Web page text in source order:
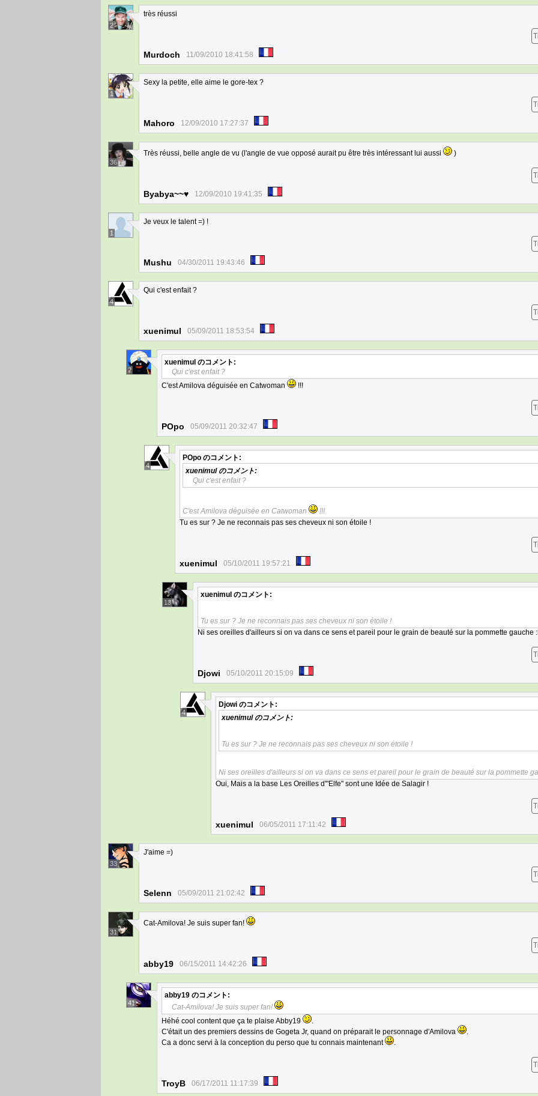
2
très réussi
Murdoch 11/09/2010 18:41:58
1
Sexy la petite, elle aime le gore-tex ?
Mahoro 12/09/2010 17:27:37
36
Très réussi, belle angle de vu (l'angle de vue opposé aurait pu être très intéressant lui aussi )
Byabya~~♥ 12/09/2010 19:41:35
1
Je veux le talent =) !
Mushu 04/30/2011 19:43:46
4
Qui c'est enfait ?
xuenimul 05/09/2011 18:53:54
2
xuenimul のコメント:
Qui c'est enfait ?
C'est Amilova déguisée en Catwoman
!!!
POpo 05/09/2011 20:32:47
4
POpo のコメント:
xuenimulのコメント:
Qui c'est enfait ?
C'est Amilova déguisée en Catwoman
!!!
Tu es sur ? Je ne reconnais pas ses cheveux ni son étoile !
xuenimul 05/10/2011 19:57:21
13
xuenimul のコメント:
Tu es sur ? Je ne reconnais pas ses cheveux ni son étoile !
Ni ses oreilles d'ailleurs si on va dans ce sens et pareil pour le grain de beauté sur la pommette gauche
Djowi 05/10/2011 20:15:09
4
Djowi のコメント:
xuenimulのコメント:
Tu es sur ? Je ne reconnais pas ses cheveux ni son étoile !
Ni ses oreilles d'ailleurs si on va dans ce sens et pareil pour le grain de beauté sur la pommette
Oui, Mais a la base Les Oreilles d'"Elfe" sont une Idée de Salagir !
xuenimul 06/05/2011 17:11:42
33
J'aime =)
Selenn 05/09/2011 21:02:42
31
Cat-Amilova! Je suis super fan!
abby19 06/15/2011 14:42:26
41
abby19 のコメント:
Cat-Amilova! Je suis super fan!
Héhé cool content que ça te plaise Abby19
.
C'était un des premiers dessins de Gogeta Jr, quand on préparait le personnage d'Amilova
.
Ca a donc servi à la conception du perso que tu connais maintenant
.
TroyB 06/17/2011 11:17:39